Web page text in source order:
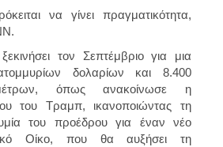
να γίνει πραγματικότητα,
τον Σεπτέμβριο για μια
δολαρίων και 8.400
όπως ανακοίνωσε η
του Τραμπ, ικανοποιώντας τη
του προέδρου για έναν νέο
Οίκο, που θα αυξήσει τη